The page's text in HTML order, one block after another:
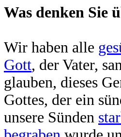
Was denken Sie
Wir haben alle
Gott, der Vater,
glauben, dieses
Gottes, der ein
unsere Sünden